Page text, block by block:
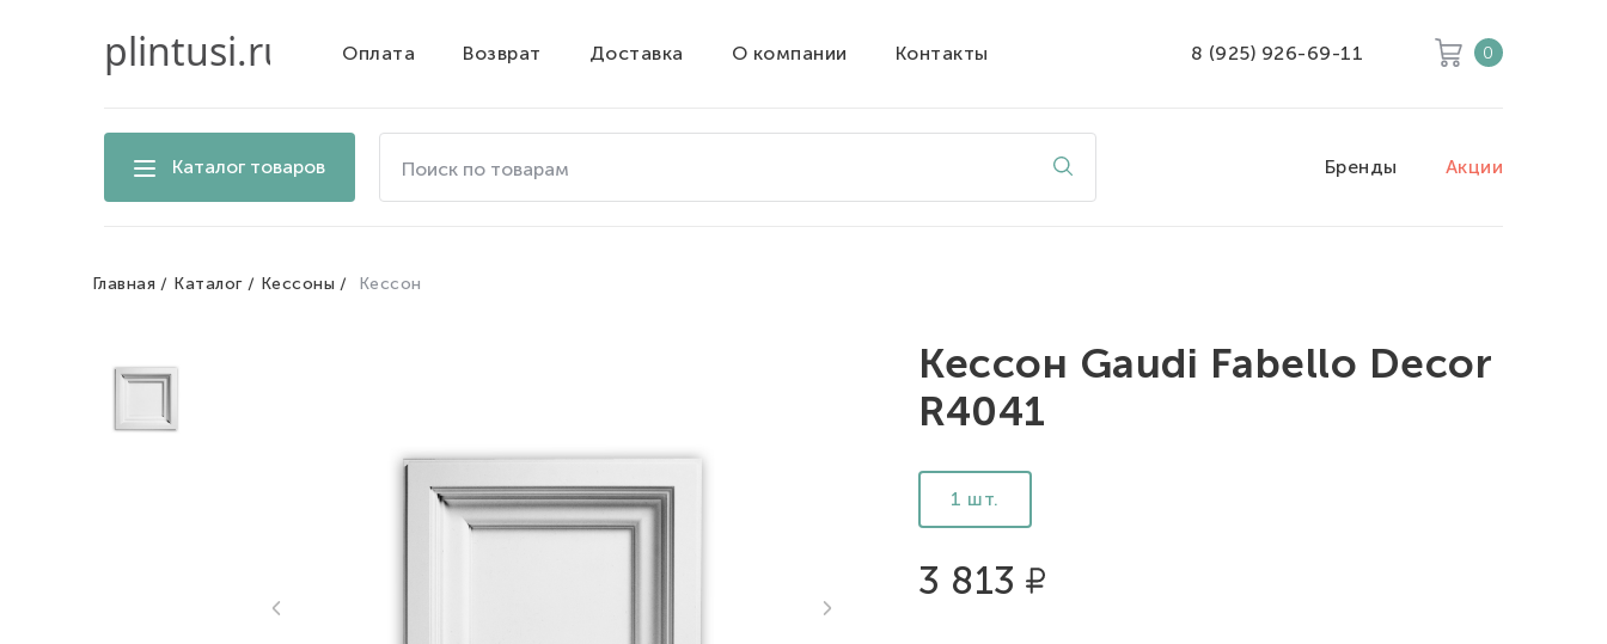
Оплата Возврат Доставка О компании Контакты 8 (925) 926-69-11 0
Каталог товаров
товарам
Бренды Акции
Главная Каталог Кессоны Кессон
Кессон Gaudi Fabello Decor
R4041
1 шт.
3 813